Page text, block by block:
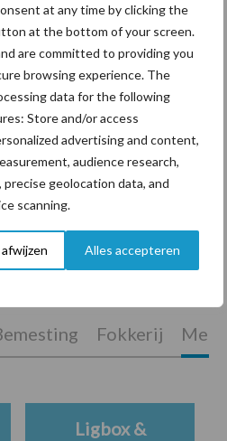
at any time by clicking the
at the bottom of your screen.
are committed to providing you
browsing experience. The
data for the following
Store and/or access
advertising and content,
audience research,
geolocation data, and
scanning.
Alles accepteren
een vaak
risicofactor
ziet volume en
groeien in
Nederlandse
Fokkerij
Ligbox &